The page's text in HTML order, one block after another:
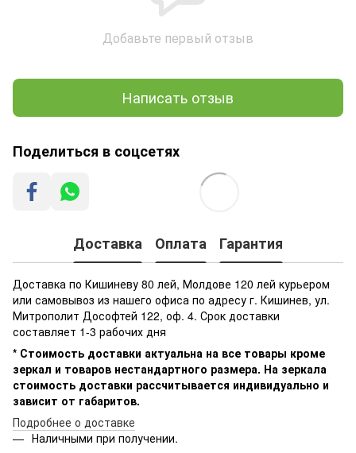
Добавьте первый отзыв
Написать отзыв
Поделиться в соцсетях
Доставка Оплата Гарантия
Доставка по Кишиневу 80 лей, Молдове 120 лей курьером
или самовывоз из нашего офиса по адресу г. Кишинев, ул.
Митрополит Дософтей 122, оф. 4. Срок доставки
составляет 1-3 рабочих дня
* Стоимость доставки актуальна на все товары кроме
зеркал и товаров нестандартного размера. На зеркала
стоимость доставки рассчитывается индивидуально и
зависит от габаритов.
Подробнее о доставке
Наличными при получении.